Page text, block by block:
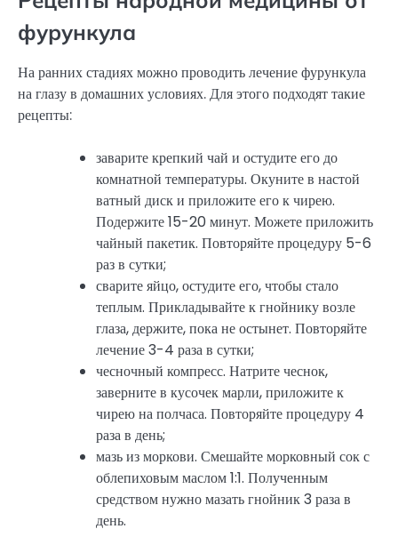
фурункула
На ранних стадиях можно проводить лечение фурункула
на глазу в домашних условиях. Для этого подходят такие
рецепты:
заварите крепкий чай и остудите его до
комнатной температуры. Окуните в настой
ватный диск и приложите его к чирею.
Подержите 15-20 минут. Можете приложить
чайный пакетик. Повторяйте процедуру 5-6
раз в сутки;
сварите яйцо, остудите его, чтобы стало
теплым. Прикладывайте к гнойнику возле
глаза, держите, пока не остынет. Повторяйте
лечение 3-4 раза в сутки;
чесночный компресс. Натрите чеснок,
заверните в кусочек марли, приложите к
чирею на полчаса. Повторяйте процедуру 4
раза в день;
мазь из моркови. Смешайте морковный сок с
облепиховым маслом 1:1. Полученным
средством нужно мазать гнойник 3 раза в
день.